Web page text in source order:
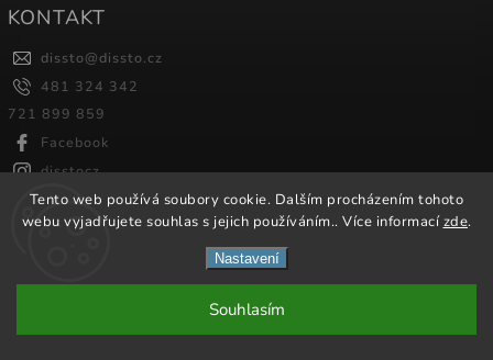
Tento web používá soubory cookie. Dalším procházením tohoto
webu vyjadřujete souhlas s jejich používáním.. Více informacízde.
Nastavení
Souhlasím
KONTAKT
dissto@dissto.cz
481 324 342
721 899 859
Facebook
disstocz
Shoptet| Design